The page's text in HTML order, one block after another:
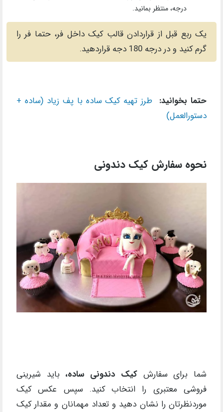
درجه، منتظر بمانید.
یک ربع قبل از قراردادن قالب کیک داخل فر، حتما فر را
گرم کنید و در درجه 180 دجه قراردهید.
حتما بخوانید: طرز تهیه کیک ساده با پف زیاد (ساده +
دستورالعمل)
نحوه سفارش کیک دندونی
شما برای سفارشکیک دندونی ساده، باید شیرینی
فروشی معتبری را انتخاب کنید. سپس عکس کیک
موردنظرتان را نشان دهید و تعداد مهمانان و مقدار کیک